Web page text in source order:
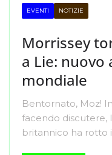
EVENTI NOTIZIE
Morrissey
a Lie:
mondiale
Bentornato, Moz!
facendo discutere,
britannico ha rotto